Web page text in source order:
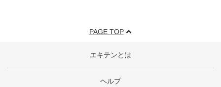
PAGE TOP
エキテンとは
ヘルプ